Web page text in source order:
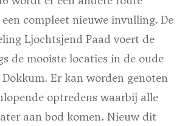
compleet nieuwe invulling. De
Ljochtsjend Paad voert de
de mooiste locaties in de oude
Er kan worden genoten
optredens waarbij alle
aan bod komen. Nieuw dit